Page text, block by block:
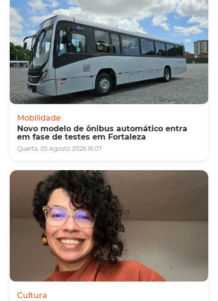
Mobilidade
Novo modelo de ônibus automático entra
em fase de testes em Fortaleza
Quarta, 05 Agosto 2026 16:07
Cultura